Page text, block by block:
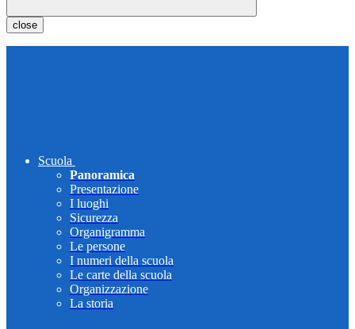
close
Scuola
Panoramica
Presentazione
I luoghi
Sicurezza
Organigramma
Le persone
I numeri della scuola
Le carte della scuola
Organizzazione
La storia